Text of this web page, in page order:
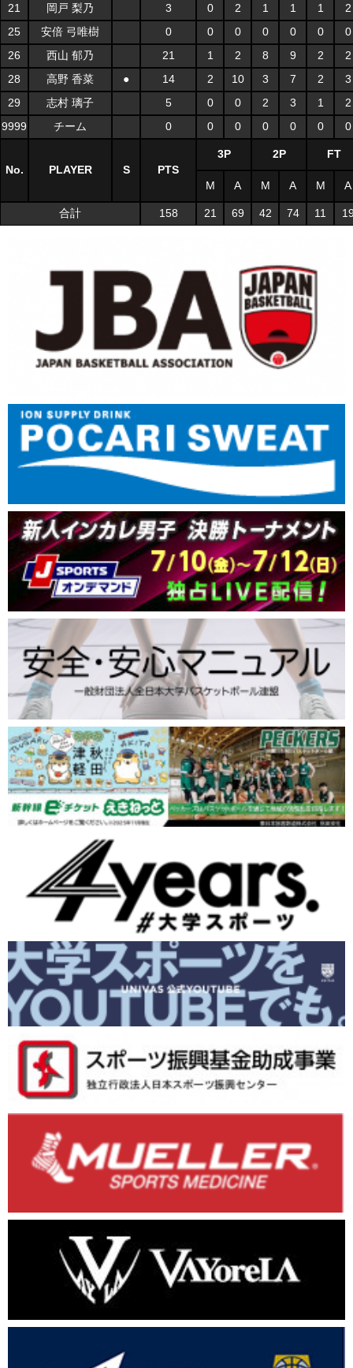
21 岡戸 梨乃 3 0 2 1 1 1
2
25
安倍 弓唯樹 0 0 0 0 0 0
0
26
西山 郁乃 21 1 2 8 9 2
2
28
高野 香菜 ● 14 2 10 3 7 2
3
29
志村 璃子 5 0 0 2 3 1
2
9999
チーム 0 0 0 0 0 0 0
No. PLAYER S PTS
3P 2P FT
M A M A M A
合計 158 21 69 42 74 11